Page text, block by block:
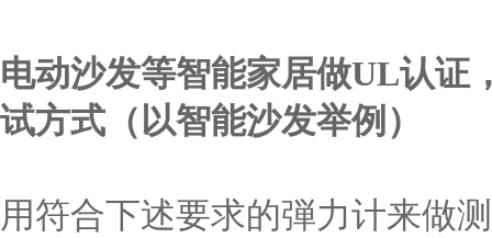
电动沙发等智能家居做UL认证
试方式（以智能沙发举例）
用符合下述要求的弾力计来做